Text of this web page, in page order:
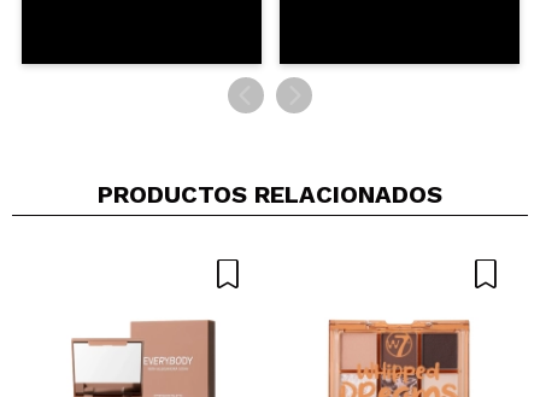
PRODUCTOS RELACIONADOS